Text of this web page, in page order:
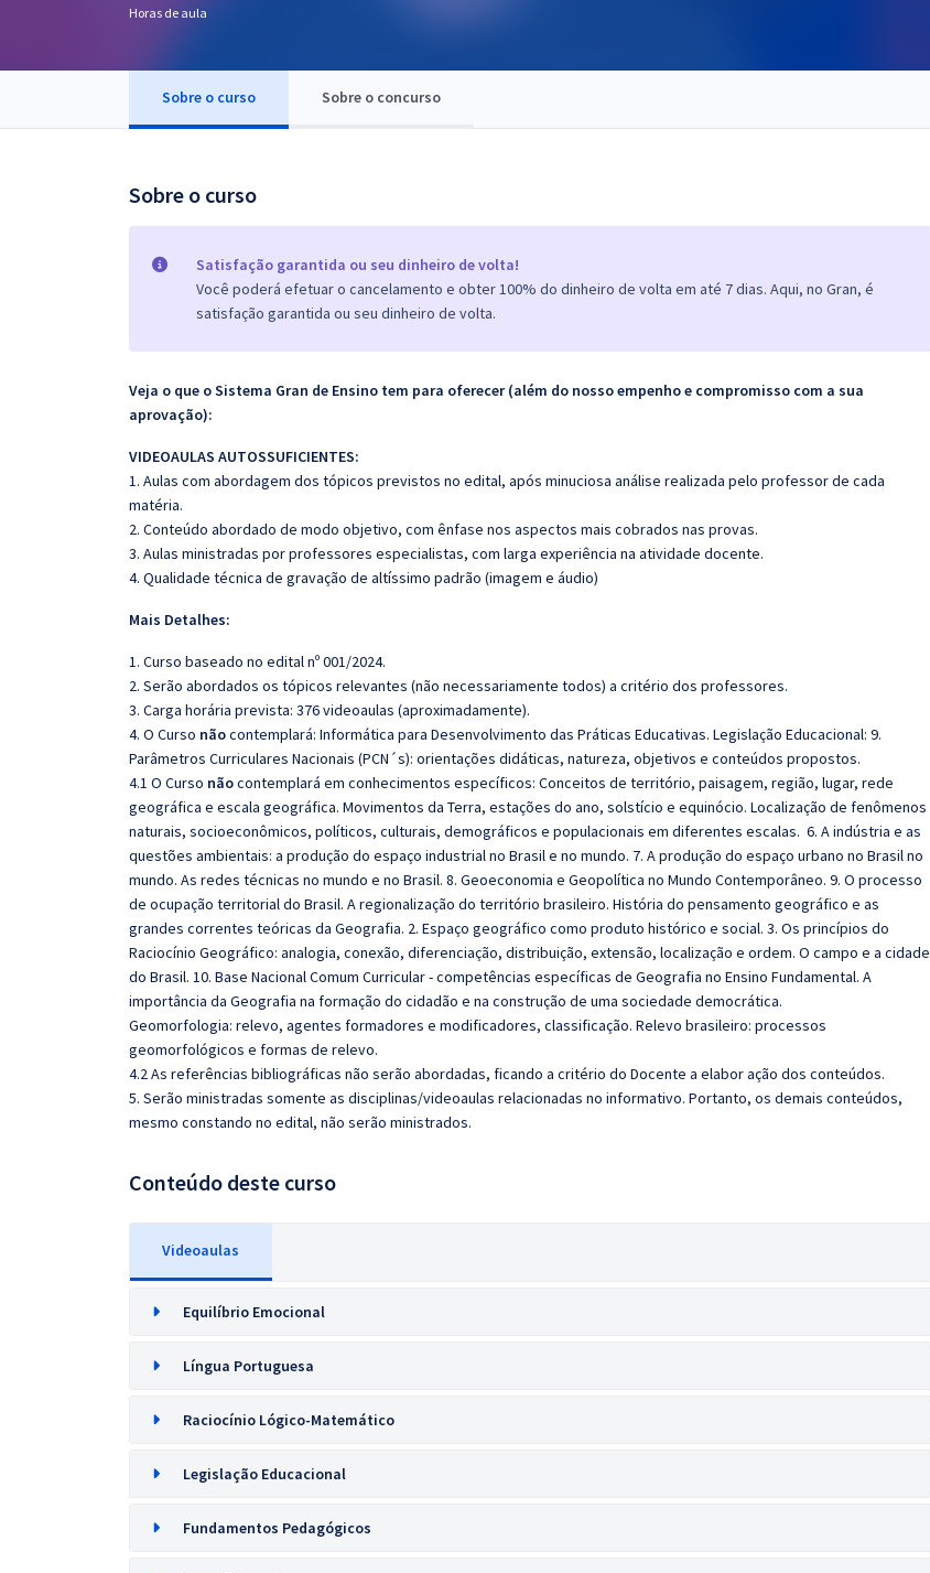
OAB
Questões grátis
Conteúdo gratuito
Horas de aula
Sobre o curso Sobre o concurso
Sobre o curso
Satisfação garantida ou seu dinheiro de volta!
Você poderá efetuar o cancelamento e obter 100% do dinheiro de volta em até 7 dias. Aqui, no Gran, é
satisfação garantida ou seu dinheiro de volta.
Veja o que o Sistema Gran de Ensino tem para oferecer (além do nosso empenho e compromisso com a sua
aprovação):
VIDEOAULAS AUTOSSUFICIENTES:
1. Aulas com abordagem dos tópicos previstos no edital, após minuciosa análise realizada pelo professor de cada
matéria.
2. Conteúdo abordado de modo objetivo, com ênfase nos aspectos mais cobrados nas provas.
3. Aulas ministradas por professores especialistas, com larga experiência na atividade docente.
4. Qualidade técnica de gravação de altíssimo padrão (imagem e áudio)
Mais Detalhes:
1. Curso baseado no edital nº 001/2024.
2. Serão abordados os tópicos relevantes (não necessariamente todos) a critério dos professores.
3. Carga horária prevista: 376 videoaulas (aproximadamente).
4. O Curso nãocontemplará: Informática para Desenvolvimento das Práticas Educativas. Legislação Educacional: 9.
Parâmetros Curriculares Nacionais (PCN´s): orientações didáticas, natureza, objetivos e conteúdos propostos.
4.1 O Curso nãocontemplará em conhecimentos específicos: Conceitos de território, paisagem, região, lugar, rede
geográfica e escala geográfica. Movimentos da Terra, estações do ano, solstício e equinócio. Localização de fenômenos
naturais, socioeconômicos, políticos, culturais, demográficos e populacionais em diferentes escalas. 6. A indústria e as
questões ambientais: a produção do espaço industrial no Brasil e no mundo. 7. A produção do espaço urbano no Brasil no
mundo. As redes técnicas no mundo e no Brasil. 8. Geoeconomia e Geopolítica no Mundo Contemporâneo. 9. O processo
de ocupação territorial do Brasil. A regionalização do território brasileiro. História do pensamento geográfico e as
grandes correntes teóricas da Geografia. 2. Espaço geográfico como produto histórico e social. 3. Os princípios do
Raciocínio Geográfico: analogia, conexão, diferenciação, distribuição, extensão, localização e ordem. O campo e a cidade
do Brasil. 10. Base Nacional Comum Curricular - competências específicas de Geografia no Ensino Fundamental. A
importância da Geografia na formação do cidadão e na construção de uma sociedade democrática.
Geomorfologia: relevo, agentes formadores e modificadores, classificação. Relevo brasileiro: processos
geomorfológicos e formas de relevo.
4.2 As referências bibliográficas não serão abordadas, ficando a critério do Docente a elabor ação dos conteúdos.
5. Serão ministradas somente as disciplinas/videoaulas relacionadas no informativo. Portanto, os demais conteúdos,
mesmo constando no edital, não serão ministrados.
Conteúdo deste curso
Videoaulas
Equilíbrio Emocional
Língua Portuguesa
Raciocínio Lógico-Matemático
Legislação Educacional
Fundamentos Pedagógicos